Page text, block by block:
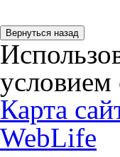
условием
Карта
WebLife